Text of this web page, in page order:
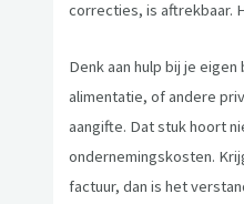
correcties, is aftrekbaar.
Denk aan hulp bij je
alimentatie, of andere
aangifte. Dat stuk hoort
ondernemingskosten.
factuur, dan is het